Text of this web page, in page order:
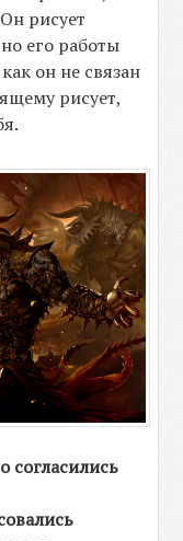
рисует
его работы
он не связан
рисует,
согласились